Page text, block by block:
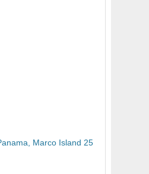
Marco Island 25